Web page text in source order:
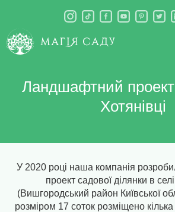
Ландшафтний проект
Хотянівці
У 2020 році наша компанія
проект садової ділянки в
(Вишгородський район Київської
розміром 17 соток розміщено